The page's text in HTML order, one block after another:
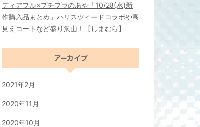
ディアフル×プチプラのあや「10/28(水)新
作購入品まとめ」ハリスツイードコラボや高
見えコートなど盛り沢山！【しまむら】
アーカイブ
2021年2月
2020年11月
2020年10月